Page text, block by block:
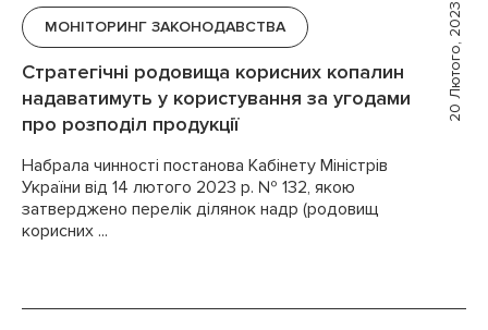
20 Лютого, 2023
МОНІТОРИНГ ЗАКОНОДАВСТВА
Стратегічні родовища корисних копалин
надаватимуть у користування за угодами
про розподіл продукції
Набрала чинності постанова Кабінету Міністрів
України від 14 лютого 2023 р. № 132, якою
затверджено перелік ділянок надр (родовищ
корисних ...